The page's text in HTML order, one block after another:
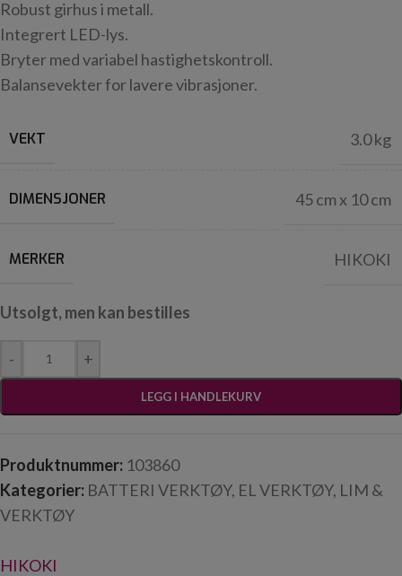
Robust girhus i metall.
Integrert LED-lys.
Bryter med variabel hastighetskontroll.
Balansevekter for lavere vibrasjoner.
VEKT 3.0 kg
DIMENSJONER 45 cm x 10 cm
MERKER HIKOKI
Utsolgt, men kan bestilles
- +
LEGG I HANDLEKURV
Produktnummer: 103860
Kategorier: BATTERI VERKTØY, EL VERKTØY, LIM &
VERKTØY
HIKOKI